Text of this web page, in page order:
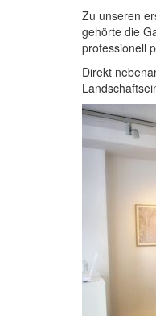
Zu unseren
gehörte die
professionell
Direkt